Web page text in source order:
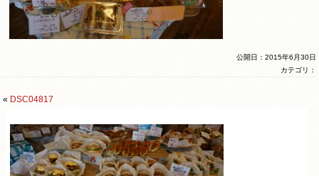
公開日：2015年6月30日
カテゴリ：
« DSC04817